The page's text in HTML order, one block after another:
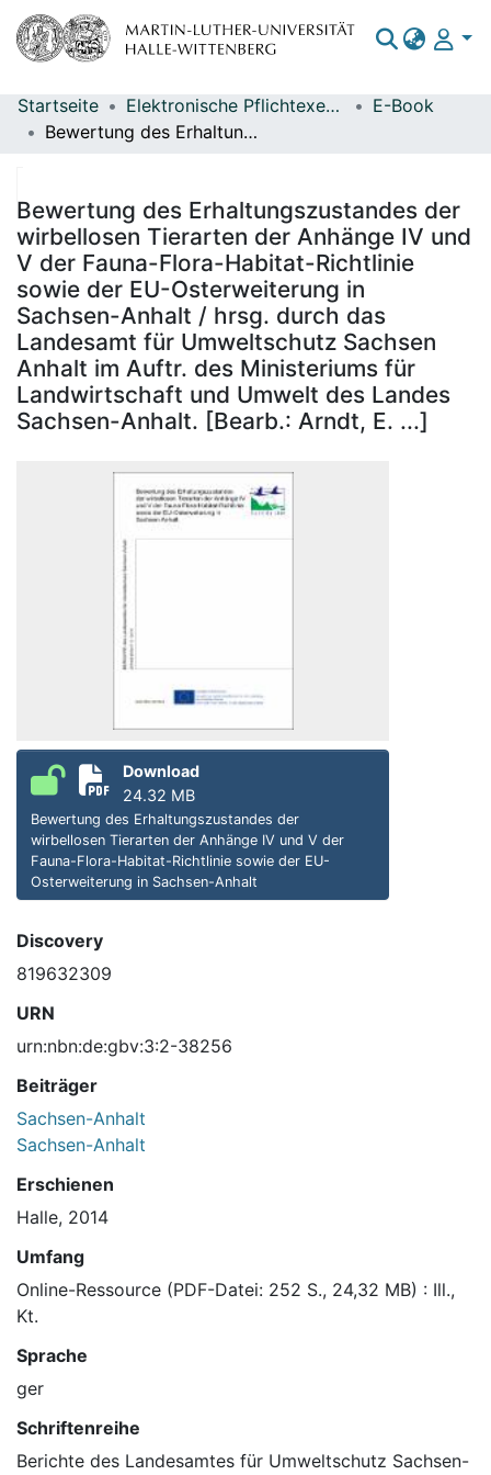
Bereiche & Sammlungen
Statistiken
Startseite Elektronische Pflichtexemplare
E-Book
Bewertung des Erhaltungszustandes der wirbellosen Tierarten der Anhänge IV und V der Fauna-Flora-Habitat-Richtlinie sowie der EU-Osterweiterung in Sachsen-Anhalt / hrsg. durch das Landesamt für Umweltschutz Sachsen Anhalt im Auftr. des Ministeriums für Landwirtschaft und Umwelt des Landes Sachsen-Anhalt. [Bearb.: Arndt, E. ...]
Bewertung des Erhaltungszustandes der
wirbellosen Tierarten der Anhänge IV und
V der Fauna-Flora-Habitat-Richtlinie
sowie der EU-Osterweiterung in
Sachsen-Anhalt / hrsg. durch das
Landesamt für Umweltschutz Sachsen
Anhalt im Auftr. des Ministeriums für
Landwirtschaft und Umwelt des Landes
Sachsen-Anhalt. [Bearb.: Arndt, E. ...]
Download
24.32 MB
Bewertung des Erhaltungszustandes der
wirbellosen Tierarten der Anhänge IV und V der
Fauna-Flora-Habitat-Richtlinie sowie der EU-
Osterweiterung in Sachsen-Anhalt
Discovery
819632309
URN
urn:nbn:de:gbv:3:2-38256
Beiträger
Sachsen-Anhalt
Sachsen-Anhalt
Erschienen
Halle, 2014
Umfang
Online-Ressource (PDF-Datei: 252 S., 24,32 MB) : Ill.,
Kt.
Sprache
ger
Schriftenreihe
Berichte des Landesamtes für Umweltschutz Sachsen-